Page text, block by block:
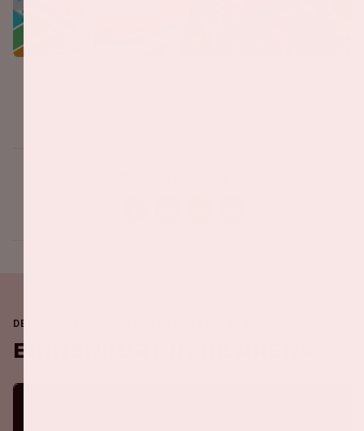
DE JOHAN CRUIJFF ARENA IS ALTIJD IN BEWEGING
Binnenkort in de ArenA